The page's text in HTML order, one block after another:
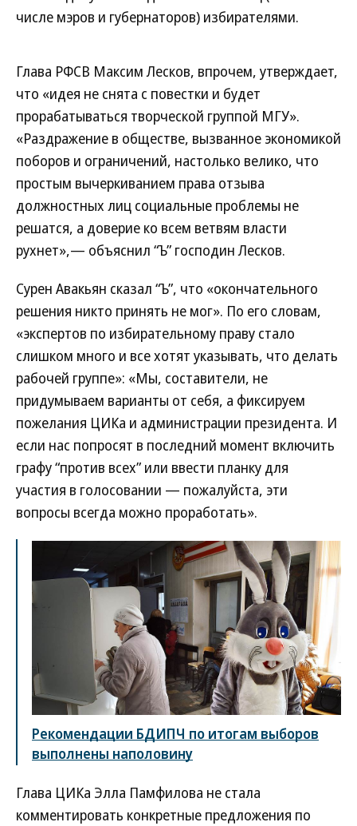
числе мэров и губернаторов) избирателями.
Глава РФСВ Максим Лесков, впрочем, утверждает,
что «идея не снята с повестки и будет
прорабатываться творческой группой МГУ».
«Раздражение в обществе, вызванное экономикой
поборов и ограничений, настолько велико, что
простым вычеркиванием права отзыва
должностных лиц социальные проблемы не
решатся, а доверие ко всем ветвям власти
рухнет»,— объяснил “Ъ” господин Лесков.
Сурен Авакьян сказал “Ъ”, что «окончательного
решения никто принять не мог». По его словам,
«экспертов по избирательному праву стало
слишком много и все хотят указывать, что делать
рабочей группе»: «Мы, составители, не
придумываем варианты от себя, а фиксируем
пожелания ЦИКа и администрации президента. И
если нас попросят в последний момент включить
графу “против всех” или ввести планку для
участия в голосовании — пожалуйста, эти
вопросы всегда можно проработать».
Рекомендации БДИПЧ по итогам выборов
выполнены наполовину
Глава ЦИКа Элла Памфилова не стала
комментировать конкретные предложения по